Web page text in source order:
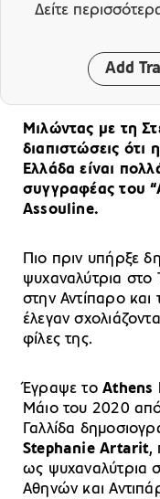
Δείτε
Add
Μιλώντας με τη
διαπιστώσεις ότι
Ελλάδα είναι
συγγραφέας του
Assouline.
Πιο πριν υπήρξε
ψυχαναλύτρια στο
στην Αντίπαρο
έλεγαν
φίλες της.
Έγραψε τοAthens
Μάιο του 2020
Γαλλίδα
Stephanie Artarit,
ως ψυχαναλύτρια
Αθηνών και